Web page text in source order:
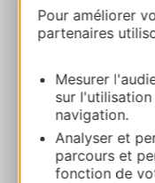
Pour améliorer
partenaires
Mesurer
sur
navigation.
Analyser et
parcours et
fonction de
14 ter
L’ISLE-
Calcola il
07 53 31